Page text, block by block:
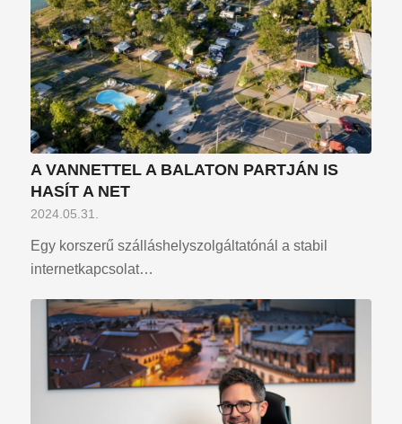
A VANNETTEL A BALATON PARTJÁN IS
HASÍT A NET
2024.05.31.
Egy korszerű szálláshelyszolgáltatónál a stabil
internetkapcsolat…